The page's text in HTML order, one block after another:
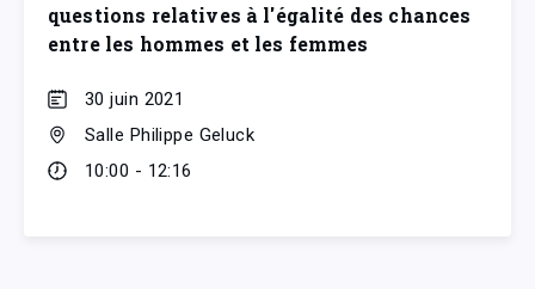
questions relatives à l'égalité des chances
entre les hommes et les femmes
30 juin 2021
Salle Philippe Geluck
10:00 - 12:16